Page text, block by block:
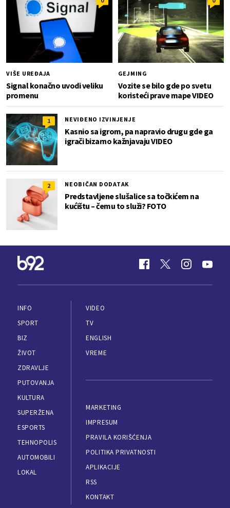
VIŠE UREĐAJA
Signal konačno uvodi veliku
promenu
GEJMING
Vozite se bilo gde po svetu
koristeći prave mape VIDEO
1 NEVIĐENO IZVINJENJE
Kasnio sa igrom, pa napravio drugu gde ga
igrači bizarno kažnjavaju VIDEO
2 NEOBIČAN DODATAK
Predstavljene slušalice sa točkićem na
kućištu – čemu to služi? FOTO
INFO
SPORT
BIZ
ŽIVOT
ZDRAVLJE
PUTOVANJA
KULTURA
SUPERŽENA
ESPORTS
TEHNOPOLIS
AUTOMOBILI
LOKAL
VIDEO
TV
ENGLISH
VREME
MARKETING
IMPRESUM
PRAVILA KORIŠĆENJA
POLITIKA PRIVATNOSTI
APLIKACIJE
RSS
KONTAKT